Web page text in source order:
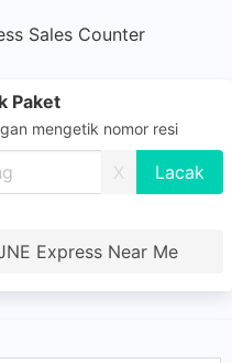
Sales Counter
Paket
mengetik nomor resi
X
Express Near Me